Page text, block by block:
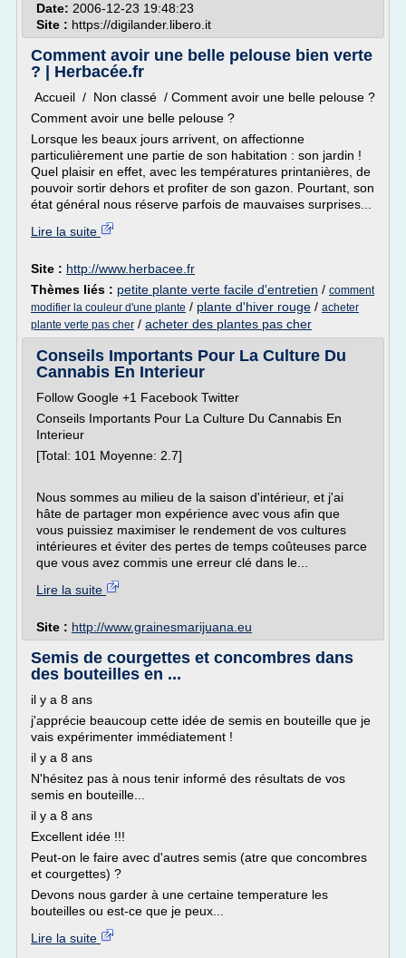
Date: 2006-12-23 19:48:23
Site : https://digilander.libero.it
Comment avoir une belle pelouse bien verte
? | Herbacée.fr
Accueil / Non classé / Comment avoir une belle pelouse ?
Comment avoir une belle pelouse ?
Lorsque les beaux jours arrivent, on affectionne
particulièrement une partie de son habitation : son jardin !
Quel plaisir en effet, avec les températures printanières, de
pouvoir sortir dehors et profiter de son gazon. Pourtant, son
état général nous réserve parfois de mauvaises surprises...
Lire la suite
Site : http://www.herbacee.fr
Thèmes liés : petite plante verte facile d'entretien / comment
modifier la couleur d'une plante / plante d'hiver rouge / acheter
plante verte pas cher / acheter des plantes pas cher
Conseils Importants Pour La Culture Du
Cannabis En Interieur
Follow Google +1 Facebook Twitter
Conseils Importants Pour La Culture Du Cannabis En
Interieur
[Total: 101 Moyenne: 2.7]
Nous sommes au milieu de la saison d'intérieur, et j'ai
hâte de partager mon expérience avec vous afin que
vous puissiez maximiser le rendement de vos cultures
intérieures et éviter des pertes de temps coûteuses parce
que vous avez commis une erreur clé dans le...
Lire la suite
Site : http://www.grainesmarijuana.eu
Semis de courgettes et concombres dans
des bouteilles en ...
il y a 8 ans
j'apprécie beaucoup cette idée de semis en bouteille que je
vais expérimenter immédiatement !
il y a 8 ans
N'hésitez pas à nous tenir informé des résultats de vos
semis en bouteille...
il y a 8 ans
Excellent idée !!!
Peut-on le faire avec d'autres semis (atre que concombres
et courgettes) ?
Devons nous garder à une certaine temperature les
bouteilles ou est-ce que je peux...
Lire la suite